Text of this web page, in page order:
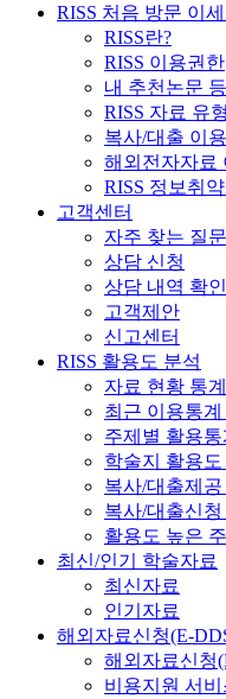
RISS 처음 방문 이
RISS란?
RISS 이용권한
내 추천논문
RISS 자료 유
복사/대출 이
해외전자자료
RISS 정보취
고객센터
자주 찾는 질문
상담 신청
상담 내역 확인
고객제안
신고센터
RISS 활용도 분석
자료 현황 통계
최근 이용통계
주제별 활용통
학술지 활용도
복사/대출제
복사/대출신
활용도 높은 주
최신/인기 학술자료
최신자료
인기자료
해외자료신청(E-
해외자료신청
비용지원 서비